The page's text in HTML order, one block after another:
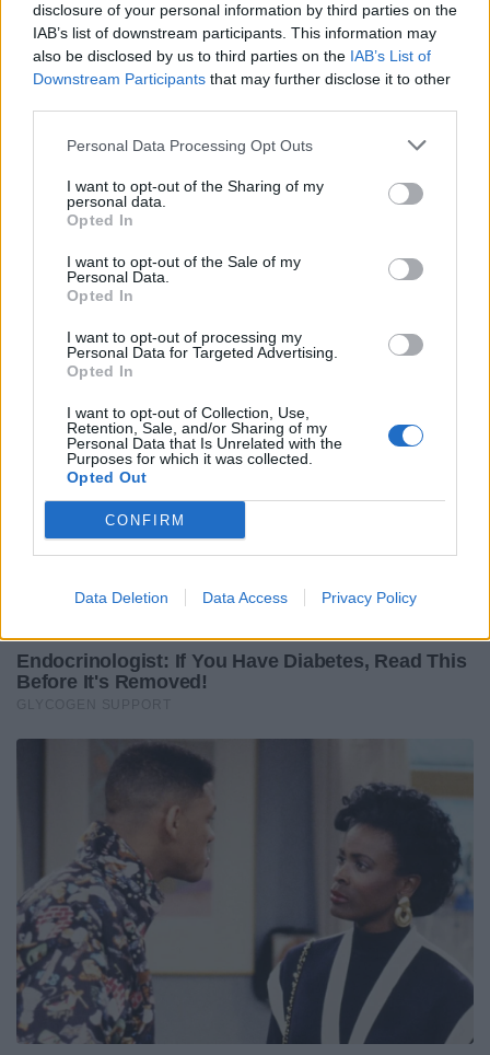
disclosure of your personal information by third parties on the
IAB’s list of downstream participants. This information may
also be disclosed by us to third parties on the IAB’s List of
Downstream Participants that may further disclose it to other
Personal Data Processing Opt Outs
I want to opt-out of the Sharing of my
personal data.
Opted In
I want to opt-out of the Sale of my
Personal Data.
Opted In
I want to opt-out of processing my
Personal Data for Targeted Advertising.
Opted In
I want to opt-out of Collection, Use,
Retention, Sale, and/or Sharing of my
Personal Data that Is Unrelated with the
Purposes for which it was collected.
Opted Out
CONFIRM
Data Deletion Data Access Privacy Policy
livello
Visita lo Shop online Rugbymeet